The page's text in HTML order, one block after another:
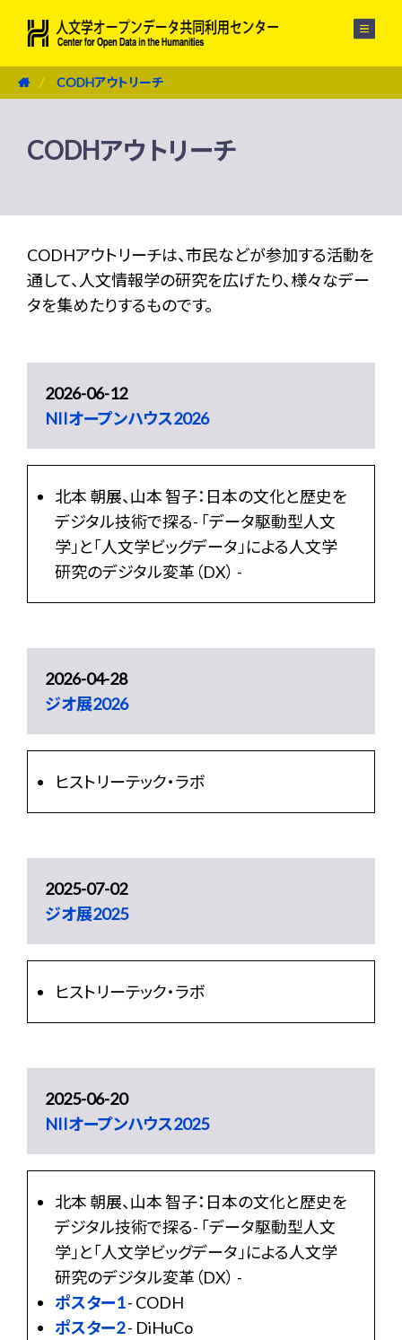
CODHアウトリーチ
CODHアウトリーチ
CODHアウトリーチは、市民などが参加する活動を
通して、人文情報学の研究を広げたり、様々なデー
タを集めたりするものです。
2026-06-12
NIIオープンハウス2026
北本 朝展、山本 智子：日本の文化と歴史を
デジタル技術で探る- 「データ駆動型人文
学」と「人文学ビッグデータ」による人文学
研究のデジタル変革（DX） -
2026-04-28
ジオ展2026
ヒストリーテック・ラボ
2025-07-02
ジオ展2025
ヒストリーテック・ラボ
2025-06-20
NIIオープンハウス2025
北本 朝展、山本 智子：日本の文化と歴史を
デジタル技術で探る- 「データ駆動型人文
学」と「人文学ビッグデータ」による人文学
研究のデジタル変革（DX） -
ポスター1- CODH
ポスター2- DiHuCo